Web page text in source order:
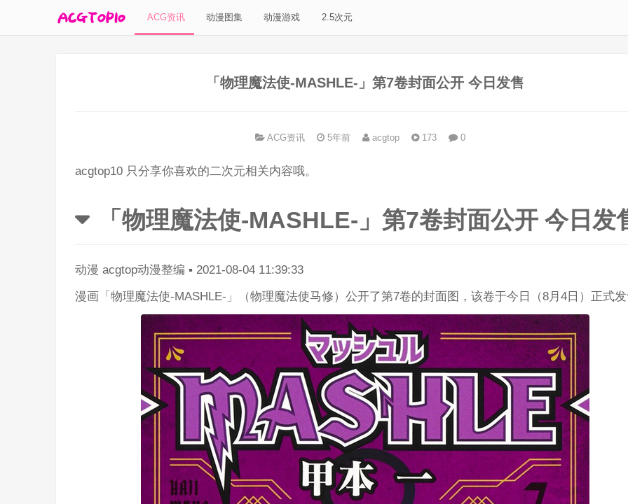
ACG资讯 动漫图集 动漫游戏 2.5次元
「物理魔法使-MASHLE-」第7卷封面公开 今日发售
ACG资讯 5年前 acgtop 173 0
acgtop10 只分享你喜欢的二次元相关内容哦。
「物理魔法使-MASHLE-」第7卷封面公开 今日发
动漫 acgtop动漫整编 ▪ 2021-08-04 11:39:33
漫画「物理魔法使-MASHLE-」（物理魔法使马修）公开了第7卷的封面图，该卷于今日（8月4日）正式发